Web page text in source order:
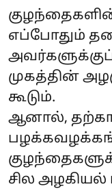
குழந்தைகளின்
எப்போதும்
முகத்தின்
கூடும்.
ஆனால்,
சில